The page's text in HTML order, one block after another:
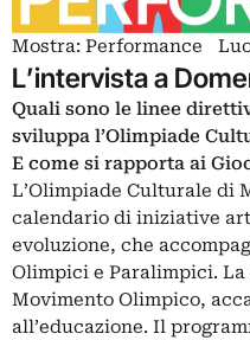
Mostra: Performance
L’intervista a
Quali sono le linee
sviluppa l’Olimpiade
E come si rapporta ai
L’Olimpiade Culturale di
calendario di iniziative
evoluzione, che
Olimpici e Paralimpici.
Movimento Olimpico,
all’educazione. Il